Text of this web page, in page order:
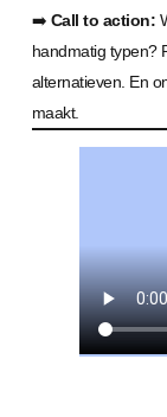
➡️ Call to action:
handmatig typen?
alternatieven. En
maakt.